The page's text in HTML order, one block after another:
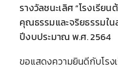
รางวัลชนะเลิศ “โรงเรีย
คุณธรรมและจริยธรรมใน
ปีงบประมาณ พ.ศ. 2564
ขอแสดงความยินดีกับโรง